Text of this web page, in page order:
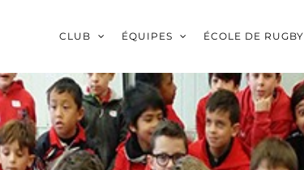
CLUB ÉQUIPES ÉCOLE DE RUGBY